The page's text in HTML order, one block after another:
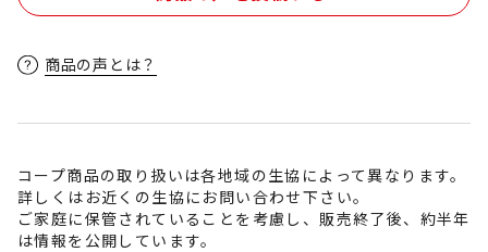
商品の声とは？
コープ商品の取り扱いは各地域の生協によって異なります。
詳しくはお近くの生協にお問い合わせ下さい。
ご家庭に保管されていることを考慮し、販売終了後、約半年
は情報を公開しています。